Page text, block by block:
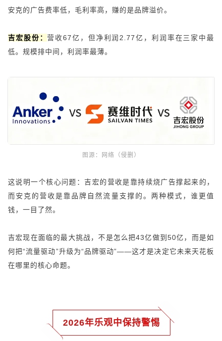
安克的广告费率低，毛利率高，赚的是品牌溢价。
吉宏股份：营收67亿，但净利润2.77亿，利润率在三家中最
低。规模排中间，利润率最薄。
图源： 网络（侵删）
这说明一个核心问题：吉宏的营收是靠持续烧广告撑起来的，
而安克的营收是靠品牌自然流量支撑的。两种模式，谁更值
钱，一目了然。
吉宏现在面临的最大挑战，不是怎么把43亿做到50亿，而是如
何把“流量驱动”升级为“品牌驱动”——这才是决定它未来天花板
在哪里的核心命题。
2026年乐观中保持警惕